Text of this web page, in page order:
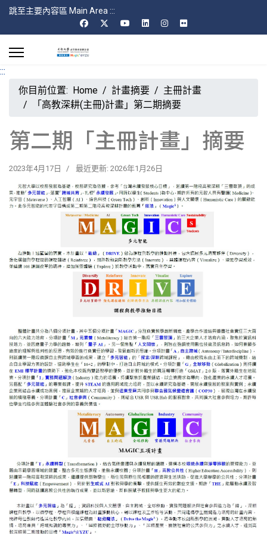
跳至主要內容區 Main Area :::
:::
你目前位置: Home 計畫摘要
主冊計畫
「高教深耕(主冊)計畫」第二期摘要
第二期「主冊計畫」摘要
2023年4月17日 最近更新: 2026年1月26日